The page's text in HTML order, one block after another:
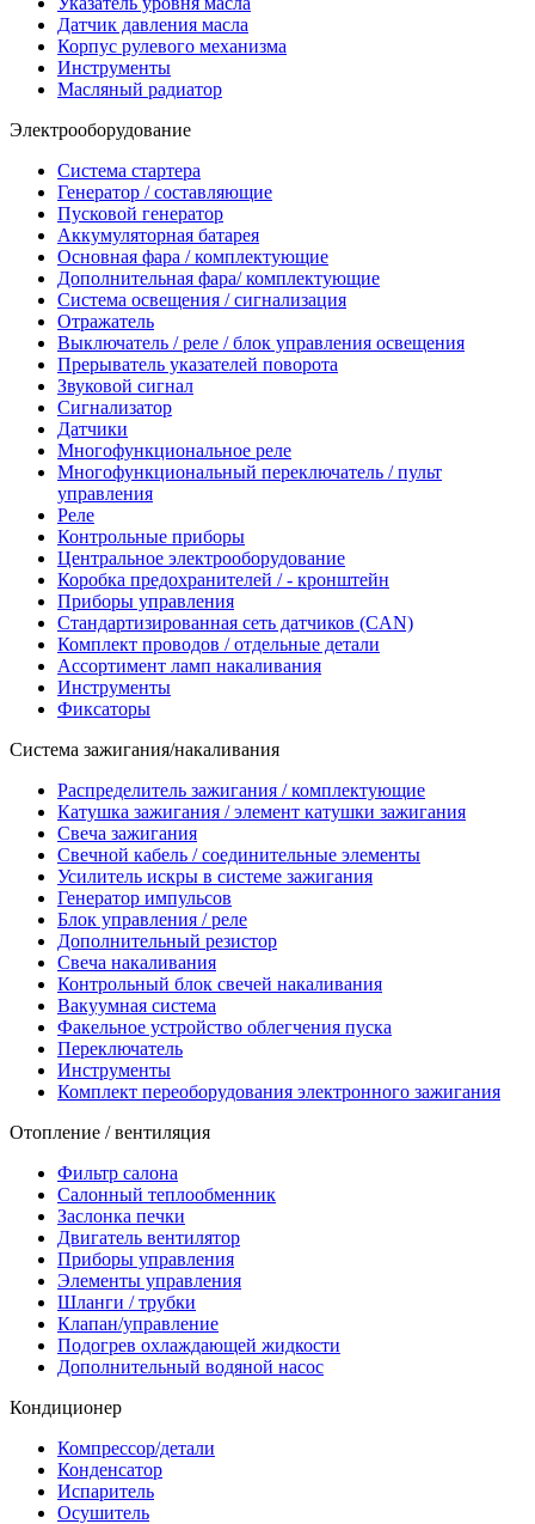
Датчик давления масла
Корпус рулевого механизма
Инструменты
Масляный радиатор
Электрооборудование
Система стартера
Генератор / составляющие
Пусковой генератор
Аккумуляторная батарея
Основная фара / комплектующие
Дополнительная фара/ комплектующие
Система освещения / сигнализация
Отражатель
Выключатель / реле / блок управления освещения
Прерыватель указателей поворота
Звуковой сигнал
Сигнализатор
Датчики
Многофункциональное реле
Многофункциональный переключатель / пульт
управления
Реле
Контрольные приборы
Центральное электрооборудование
Коробка предохранителей / - кронштейн
Приборы управления
Стандартизированная сеть датчиков (CAN)
Комплект проводов / отдельные детали
Ассортимент ламп накаливания
Инструменты
Фиксаторы
Система зажигания/накаливания
Распределитель зажигания / комплектующие
Катушка зажигания / элемент катушки зажигания
Свеча зажигания
Свечной кабель / соединительные элементы
Усилитель искры в системе зажигания
Генератор импульсов
Блок управления / реле
Дополнительный резистор
Свеча накаливания
Контрольный блок свечей накаливания
Вакуумная система
Факельное устройство облегчения пуска
Переключатель
Инструменты
Комплект переоборудования электронного зажигания
Отопление / вентиляция
Фильтр салона
Салонный теплообменник
Заслонка печки
Двигатель вентилятор
Приборы управления
Элементы управления
Шланги / трубки
Клапан/управление
Подогрев охлаждающей жидкости
Дополнительный водяной насос
Кондиционер
Компрессор/детали
Конденсатор
Испаритель
Осушитель